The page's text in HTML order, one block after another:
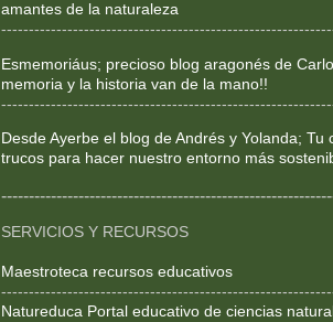
amantes de la naturaleza
Esmemoriáus; precioso blog aragonés de
memoria y la historia van de la mano!!
Desde Ayerbe el blog de Andrés y Yolanda;
trucos para hacer nuestro entorno más
SERVICIOS Y RECURSOS
Maestroteca recursos educativos
Natureduca Portal educativo de ciencias